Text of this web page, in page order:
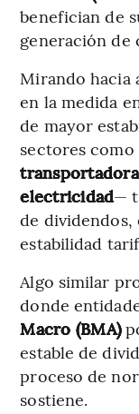
benefician de
generación de
Mirando hacia
en la medida
de mayor
sectores como
electricidad—
de dividendos,
estabilidad
Algo similar
donde
Macro (BMA)
estable de
proceso de
sostiene.